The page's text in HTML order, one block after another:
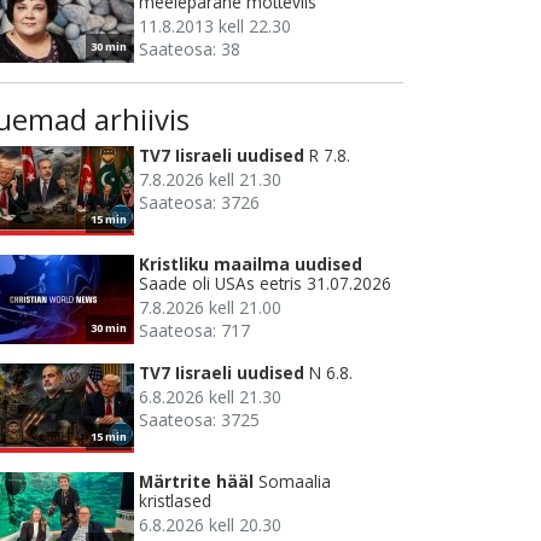
30 min
11.8.2013 kell 22.30
Saateosa: 38
arhiivis
15 min
TV7 Iisraeli uudised R 7.8.
7.8.2026 kell 21.30
Saateosa: 3726
30 min
Kristliku maailma uudised
Saade oli USAs eetris 31.07.2026
7.8.2026 kell 21.00
Saateosa: 717
15 min
TV7 Iisraeli uudised N 6.8.
6.8.2026 kell 21.30
Saateosa: 3725
Märtrite hääl Somaalia
kristlased
6.8.2026 kell 20.30